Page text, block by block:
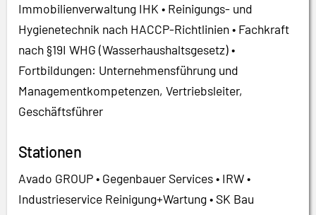
Immobilienverwaltung IHK • Reinigungs- und
Hygienetechnik nach HACCP-Richtlinien • Fachkraft
nach §19I WHG (Wasserhaushaltsgesetz) •
Fortbildungen: Unternehmensführung und
Managementkompetenzen, Vertriebsleiter,
Geschäftsführer
Stationen
Avado GROUP • Gegenbauer Services • IRW •
Industrieservice Reinigung+Wartung • SK Bau